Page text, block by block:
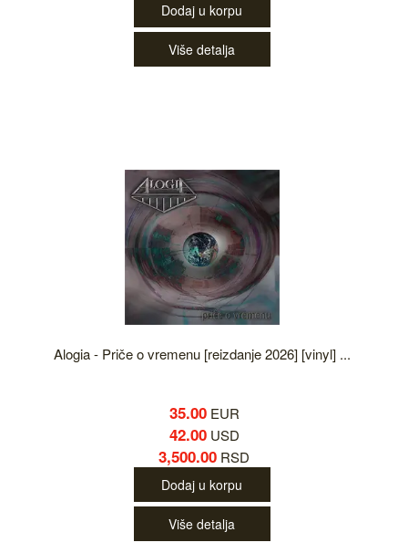
Dodaj u korpu
Više detalja
Alogia - Priče o vremenu [reizdanje 2026] [vinyl] ...
35.00EUR
42.00USD
3,500.00 RSD
Dodaj u korpu
Više detalja